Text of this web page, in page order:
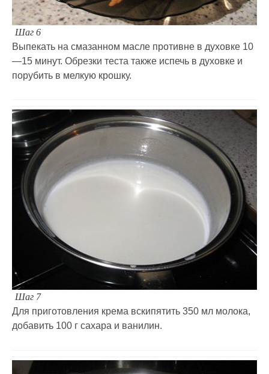
Шаг 6
Выпекать на смазанном масле противне в духовке 10
—15 минут. Обрезки теста также испечь в духовке и
порубить в мелкую крошку.
Шаг 7
Для приготовления крема вскипятить 350 мл молока,
добавить 100 г сахара и ванилин.